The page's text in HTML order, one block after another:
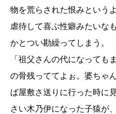
物を荒らされた恨みという
虐待して喜ぶ性癖みたいな
かとつい勘繰ってしまう。
「祖父さんの代になっても
の骨残っててよぉ。婆ちゃ
ば屋敷さ送りに行った時に
さい木乃伊になった子猿が